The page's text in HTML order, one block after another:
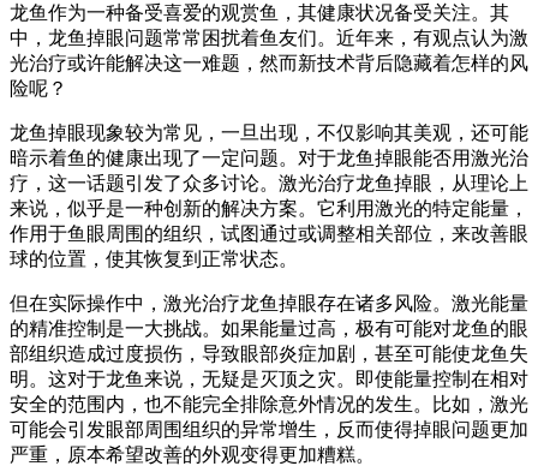
龙鱼作为一种备受喜爱的观赏鱼，其健康状况备受关注。其
中，龙鱼掉眼问题常常困扰着鱼友们。近年来，有观点认为激
光治疗或许能解决这一难题，然而新技术背后隐藏着怎样的风
险呢？
龙鱼掉眼现象较为常见，一旦出现，不仅影响其美观，还可能
暗示着鱼的健康出现了一定问题。对于龙鱼掉眼能否用激光治
疗，这一话题引发了众多讨论。激光治疗龙鱼掉眼，从理论上
来说，似乎是一种创新的解决方案。它利用激光的特定能量，
作用于鱼眼周围的组织，试图通过或调整相关部位，来改善眼
球的位置，使其恢复到正常状态。
但在实际操作中，激光治疗龙鱼掉眼存在诸多风险。激光能量
的精准控制是一大挑战。如果能量过高，极有可能对龙鱼的眼
部组织造成过度损伤，导致眼部炎症加剧，甚至可能使龙鱼失
明。这对于龙鱼来说，无疑是灭顶之灾。即使能量控制在相对
安全的范围内，也不能完全排除意外情况的发生。比如，激光
可能会引发眼部周围组织的异常增生，反而使得掉眼问题更加
严重，原本希望改善的外观变得更加糟糕。